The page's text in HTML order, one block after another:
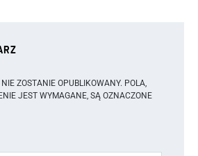
ZOSTANIE OPUBLIKOWANY. POLA,
JEST WYMAGANE, SĄ OZNACZONE